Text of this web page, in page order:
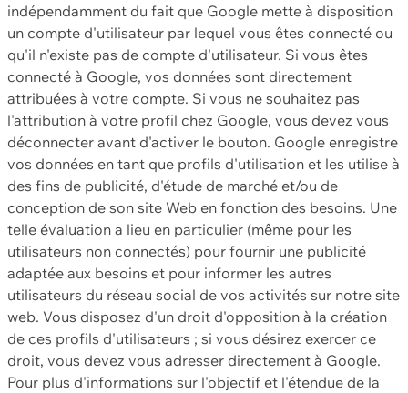
indépendamment du fait que Google mette à disposition
un compte d'utilisateur par lequel vous êtes connecté ou
qu'il n'existe pas de compte d'utilisateur. Si vous êtes
connecté à Google, vos données sont directement
attribuées à votre compte. Si vous ne souhaitez pas
l'attribution à votre profil chez Google, vous devez vous
déconnecter avant d'activer le bouton. Google enregistre
vos données en tant que profils d'utilisation et les utilise à
des fins de publicité, d'étude de marché et/ou de
conception de son site Web en fonction des besoins. Une
telle évaluation a lieu en particulier (même pour les
utilisateurs non connectés) pour fournir une publicité
adaptée aux besoins et pour informer les autres
utilisateurs du réseau social de vos activités sur notre site
web. Vous disposez d'un droit d'opposition à la création
de ces profils d'utilisateurs ; si vous désirez exercer ce
droit, vous devez vous adresser directement à Google.
Pour plus d'informations sur l'objectif et l'étendue de la